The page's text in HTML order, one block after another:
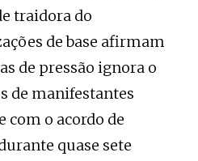
traidora do
de base afirmam
de pressão ignora o
de manifestantes
com o acordo de
quase sete